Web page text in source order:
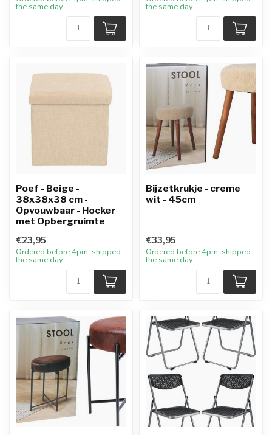
the same day the same day
Poef - Beige -
38x38x38 cm -
Opvouwbaar - Hocker
met Opbergruimte
€23,95
Ordered before 4pm, shipped
the same day
Bijzetkrukje - creme
wit - 45cm
€33,95
Ordered before 4pm, shipped
the same day